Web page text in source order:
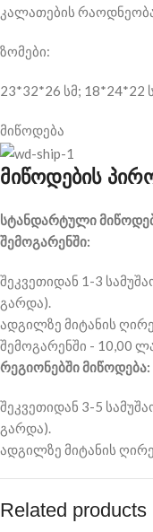
კალათების
ზომები:
23*32*26 სმ; 18*24*22
მიწოდება
მიწოდების
სტანდარტული
შემოგარენში:
შეკვეთიდან 1-3
გარდა).
ადგილზე მიტანის
შემოგარენში - 10,00
რეგიონებში მიწოდება:
შეკვეთიდან 3-5
გარდა).
ადგილზე მიტანის
Related products